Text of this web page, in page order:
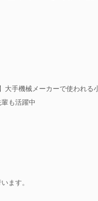
大手機械メーカーで使われる
も活躍中
ます。